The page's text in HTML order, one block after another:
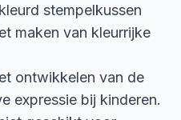
stempelkussen
maken van kleurrijke
ontwikkelen van de
expressie bij kinderen.